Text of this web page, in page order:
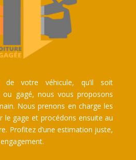
de votre véhicule, qu’il soit
ou gagé, nous vous proposons
Nous prenons en charge les
le gage et procédons ensuite au
Profitez d’une estimation juste,